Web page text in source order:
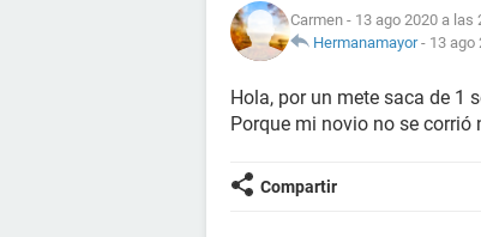
Carmen - 13 ago 2020 a las
Hermanamayor- 13 ago
Hola, por un mete saca de 1
Porque mi novio no se corrió
Compartir